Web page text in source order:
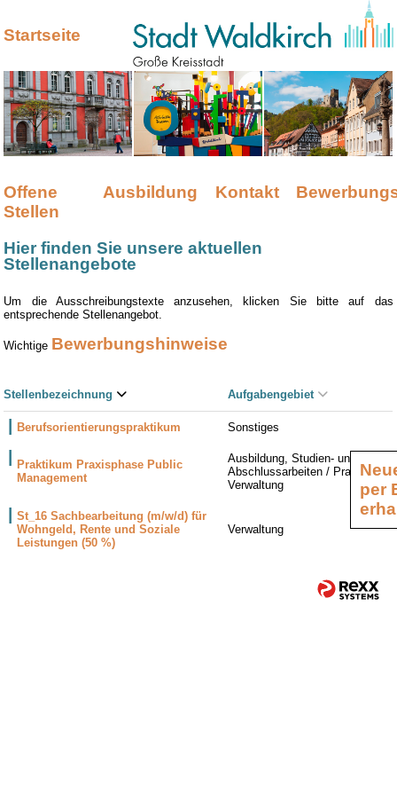
Startseite
Offene
Stellen
Ausbildung Kontakt
Hier finden Sie unsere aktuellen
Stellenangebote
Um die Ausschreibungstexte anzusehen, klicken Sie bitte auf das
entsprechende Stellenangebot.
Wichtige Bewerbungshinweise
Stellenbezeichnung Aufgabengebiet
Berufsorientierungspraktikum Sonstiges
Praktikum Praxisphase Public
Management
Ausbildung, Studien- und
Abschlussarbeiten / Praktika,
Verwaltung
St_16 Sachbearbeitung (m/w/d) für
Wohngeld, Rente und Soziale
Leistungen (50 %)
Verwaltung
per